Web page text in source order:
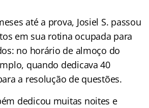
até a prova, Josiel S. passou
em sua rotina ocupada para
no horário de almoço do
quando dedicava 40
a resolução de questões.
dedicou muitas noites e